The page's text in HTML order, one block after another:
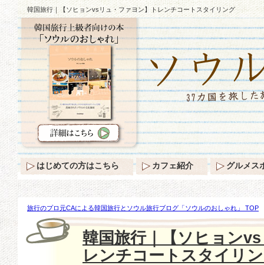
韓国旅行｜【ソヒョンvsリュ・ファヨン】トレンチコートスタイリング
旅行のプロ元CAによる韓国旅行とソウル旅行ブログ「ソウルのおしゃれ」 TOP
ンvsリュ・ファヨン】トレンチコートスタイリング
韓国旅行｜【ソヒョン
レンチコートスタイリ
はじめての方はこちら カフェ紹介 グルメス